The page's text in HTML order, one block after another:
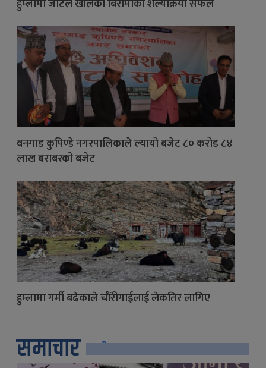
हुम्लामा जटिल खालका बिरामीको शल्यक्रिया सफल
वनगाड कुपिण्डे नगरपालिकाले ल्यायो बजेट ८० करोड ८४
लाख बराबरको बजेट
हुम्लामा गर्मी बढेकाले चौँरीगाईलाई लेकतिर लागिए
समाचार सबै